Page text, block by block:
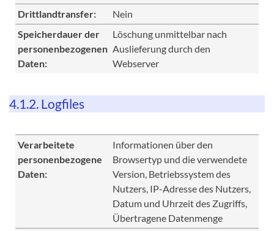
Drittlandtransfer:
Nein
Speicherdauer der
personenbezogenen
Daten:
Löschung unmittelbar nach
Auslieferung durch den
Webserver
4.1.2. Logfiles
Verarbeitete
personenbezogene
Daten:
Informationen über den
Browsertyp und die verwendete
Version, Betriebssystem des
Nutzers, IP-Adresse des Nutzers,
Datum und Uhrzeit des Zugriffs,
Übertragene Datenmenge